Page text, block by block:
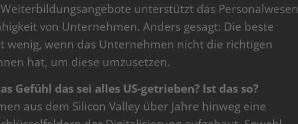
unterstützt das Personalwesen
von Unternehmen. Anders gesagt: Die beste
wenig, wenn das Unternehmen nicht die richtigen
hat, um diese umzusetzen.
Gefühl das sei alles US-getrieben? Ist das so?
aus dem Silicon Valley über Jahre hinweg eine